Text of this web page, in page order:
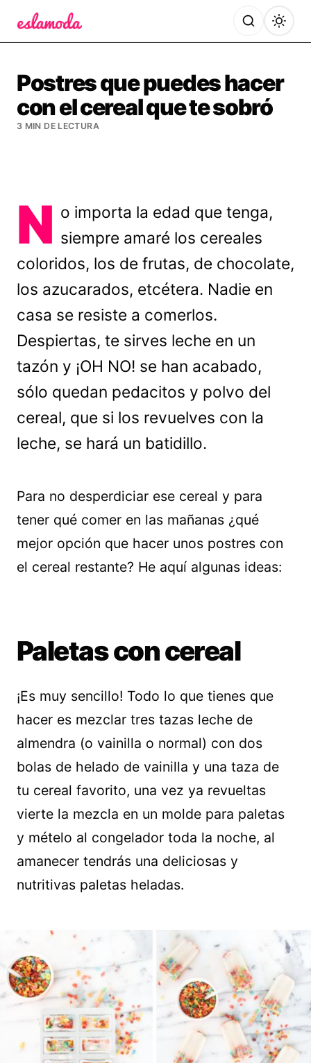
Postres que puedes hacer
con el cereal que te sobró
3 MIN DE LECTURA
N o importa la edad que tenga,
siempre amaré los cereales
coloridos, los de frutas, de chocolate,
los azucarados, etcétera. Nadie en
casa se resiste a comerlos.
Despiertas, te sirves leche en un
tazón y ¡OH NO! se han acabado,
sólo quedan pedacitos y polvo del
cereal, que si los revuelves con la
leche, se hará un batidillo.
Para no desperdiciar ese cereal y para
tener qué comer en las mañanas ¿qué
mejor opción que hacer unos postres con
el cereal restante? He aquí algunas ideas:
Paletas con cereal
¡Es muy sencillo! Todo lo que tienes que
hacer es mezclar tres tazas leche de
almendra (o vainilla o normal) con dos
bolas de helado de vainilla y una taza de
tu cereal favorito, una vez ya revueltas
vierte la mezcla en un molde para paletas
y mételo al congelador toda la noche, al
amanecer tendrás una deliciosas y
nutritivas paletas heladas.